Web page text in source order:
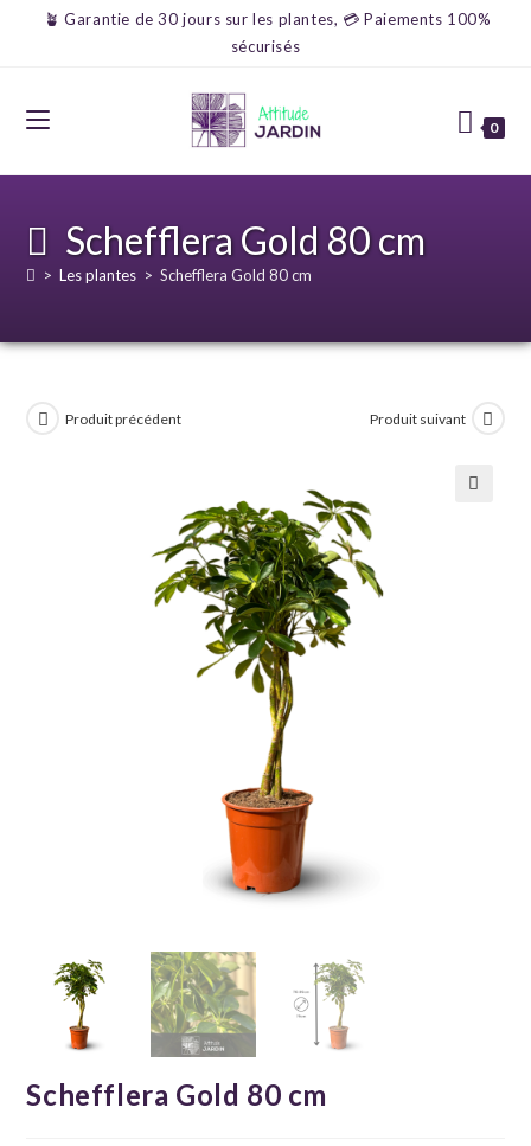
🪴 Garantie de 30 jours sur les plantes, 💳 Paiements 100%
sécurisés
0
Schefflera Gold 80 cm
> Les plantes > Schefflera Gold 80 cm
Produit précédent Produit suivant
Schefflera Gold 80 cm